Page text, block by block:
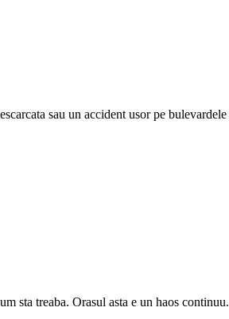
sau un accident usor pe
treaba. Orasul asta e un haos